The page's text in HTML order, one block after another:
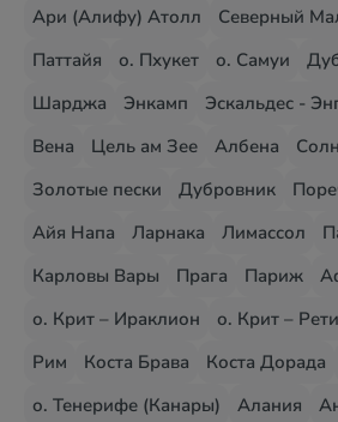
Ари (Алифу) Атолл
Северный
Паттайя
о. Пхукет о. Самуи
Шарджа
Энкамп Эскальдес -
Вена
Цель ам Зее Албена
Золотые пески
Дубровник
Айя Напа
Ларнака Лимассол
Карловы Вары
Прага Париж
о. Крит – Ираклион
о. Крит –
Рим
Коста Брава Коста Дорада
о. Тенерифе (Канары)
Алания